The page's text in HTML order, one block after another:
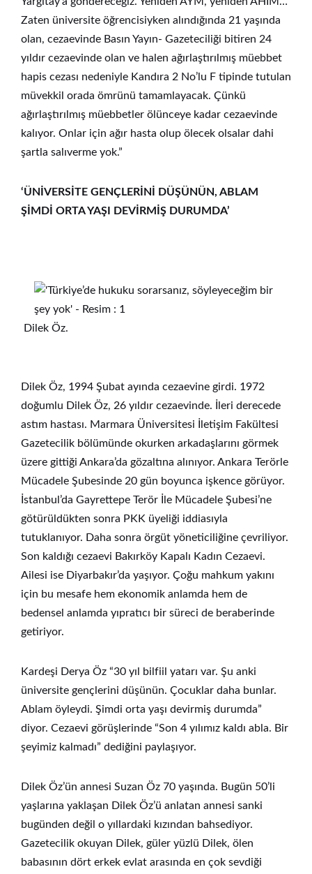
Zaten üniversite öğrencisiyken alındığında 21 yaşında
olan, cezaevinde Basın Yayın- Gazeteciliği bitiren 24
yıldır cezaevinde olan ve halen ağırlaştırılmış müebbet
hapis cezası nedeniyle Kandıra 2 No’lu F tipinde tutulan
müvekkil orada ömrünü tamamlayacak. Çünkü
ağırlaştırılmış müebbetler ölünceye kadar cezaevinde
kalıyor. Onlar için ağır hasta olup ölecek olsalar dahi
şartla salıverme yok.”
‘ÜNİVERSİTE GENÇLERİNİ DÜŞÜNÜN, ABLAM
ŞİMDİ ORTA YAŞI DEVİRMİŞ DURUMDA’
Dilek Öz.
Dilek Öz, 1994 Şubat ayında cezaevine girdi. 1972
doğumlu Dilek Öz, 26 yıldır cezaevinde. İleri derecede
astım hastası. Marmara Üniversitesi İletişim Fakültesi
Gazetecilik bölümünde okurken arkadaşlarını görmek
üzere gittiği Ankara’da gözaltına alınıyor. Ankara Terörle
Mücadele Şubesinde 20 gün boyunca işkence görüyor.
İstanbul’da Gayrettepe Terör İle Mücadele Şubesi’ne
götürüldükten sonra PKK üyeliği iddiasıyla
tutuklanıyor. Daha sonra örgüt yöneticiliğine çevriliyor.
Son kaldığı cezaevi Bakırköy Kapalı Kadın Cezaevi.
Ailesi ise Diyarbakır’da yaşıyor. Çoğu mahkum yakını
için bu mesafe hem ekonomik anlamda hem de
bedensel anlamda yıpratıcı bir süreci de beraberinde
getiriyor.
Kardeşi Derya Öz “30 yıl bilfiil yatarı var. Şu anki
üniversite gençlerini düşünün. Çocuklar daha bunlar.
Ablam öyleydi. Şimdi orta yaşı devirmiş durumda”
diyor. Cezaevi görüşlerinde “Son 4 yılımız kaldı abla. Bir
şeyimiz kalmadı” dediğini paylaşıyor.
Dilek Öz’ün annesi Suzan Öz 70 yaşında. Bugün 50’li
yaşlarına yaklaşan Dilek Öz’ü anlatan annesi sanki
bugünden değil o yıllardaki kızından bahsediyor.
Gazetecilik okuyan Dilek, güler yüzlü Dilek, ölen
babasının dört erkek evlat arasında en çok sevdiği